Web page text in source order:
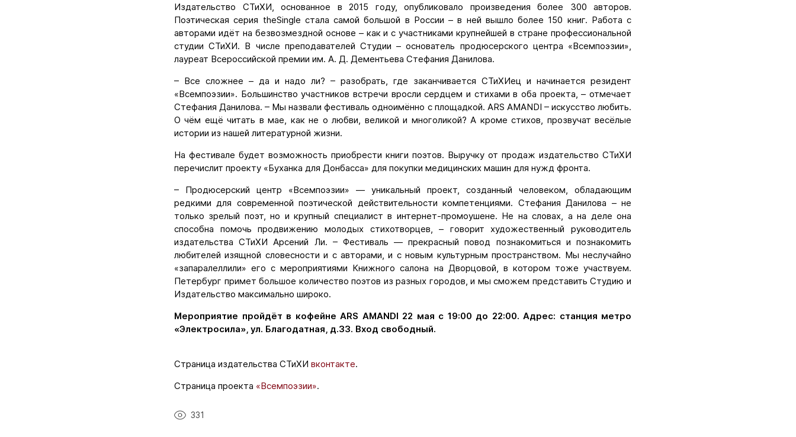
Издательство СТиХИ, основанное в 2015 году, опубликовало произведения более 300 авторов.
Поэтическая серия theSingle стала самой большой в России – в ней вышло более 150 книг. Работа с
авторами идёт на безвозмездной основе – как и с участниками крупнейшей в стране профессиональной
студии СТиХИ. В числе преподавателей Студии – основатель продюсерского центра «Всемпоэзии»,
лауреат Всероссийской премии им. А. Д. Дементьева Стефания Данилова.
– Все сложнее – да и надо ли? – разобрать, где заканчивается СТиХИец и начинается резидент
«Всемпоэзии». Большинство участников встречи вросли сердцем и стихами в оба проекта, – отмечает
Стефания Данилова. – Мы назвали фестиваль одноимённо с площадкой. ARS AMANDI – искусство любить.
О чём ещё читать в мае, как не о любви, великой и многоликой? А кроме стихов, прозвучат весёлые
истории из нашей литературной жизни.
На фестивале будет возможность приобрести книги поэтов. Выручку от продаж издательство СТиХИ
перечислит проекту «Буханка для Донбасса» для покупки медицинских машин для нужд фронта.
– Продюсерский центр «Всемпоэзии» — уникальный проект, созданный человеком, обладающим
редкими для современной поэтической действительности компетенциями. Стефания Данилова – не
только зрелый поэт, но и крупный специалист в интернет-промоушене. Не на словах, а на деле она
способна помочь продвижению молодых стихотворцев, – говорит художественный руководитель
издательства СТиХИ Арсений Ли. – Фестиваль — прекрасный повод познакомиться и познакомить
любителей изящной словесности и с авторами, и с новым культурным пространством. Мы неслучайно
«запаралеллили» его с мероприятиями Книжного салона на Дворцовой, в котором тоже участвуем.
Петербург примет большое количество поэтов из разных городов, и мы сможем представить Студию и
Издательство максимально широко.
Мероприятие пройдёт в кофейне ARS AMANDI 22 мая с 19:00 до 22:00. Адрес: станция метро
«Электросила», ул. Благодатная, д.33. Вход свободный.
Страница издательства СТиХИ вконтакте.
Страница проекта «Всемпоэзии».
331